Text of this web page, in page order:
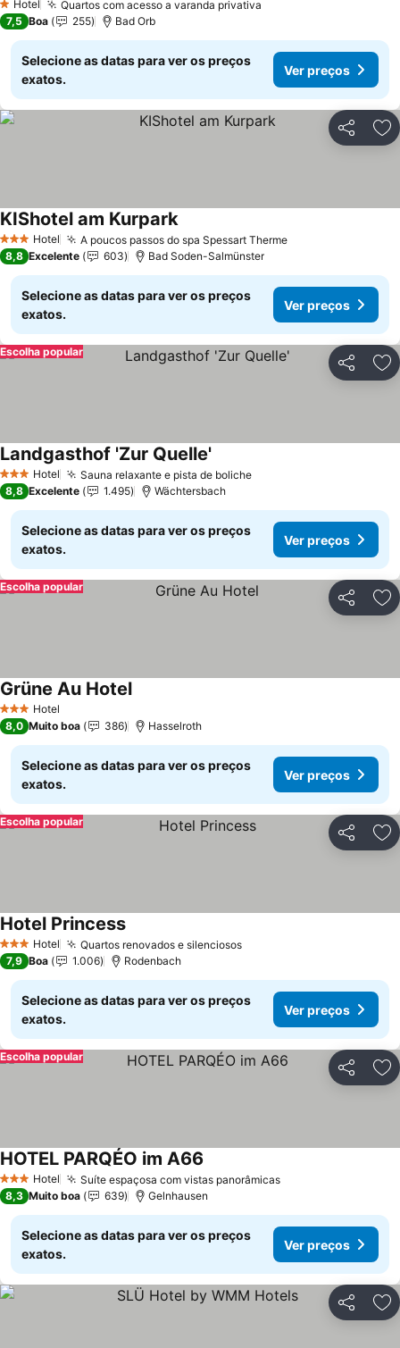
1 Estrelas
Hotel
Quartos com acesso a varanda privativa
7,5 Boa 255 Bad Orb
Selecione as datas para ver os preços
exatos.
Ver preços
Partilhar
3 EstrelasHotel A poucos passos do spa Spessart Therme
KIShotel am Kurpark
8,8 Excelente 603 Bad Soden-Salmünster
Selecione as datas para ver os preços
exatos.
Ver preços
Partilhar
Escolha popular
3 EstrelasHotel Sauna relaxante e pista de boliche
Landgasthof 'Zur Quelle'
8,8 Excelente 1.495 Wächtersbach
Selecione as datas para ver os preços
exatos.
Ver preços
Partilhar
Escolha popular
3 EstrelasHotel
Grüne Au Hotel
8,0 Muito boa 386 Hasselroth
Selecione as datas para ver os preços
exatos.
Ver preços
Partilhar
Escolha popular
3 EstrelasHotel Quartos renovados e silenciosos
Hotel Princess
7,9 Boa 1.006 Rodenbach
Selecione as datas para ver os preços
exatos.
Ver preços
Partilhar
Escolha popular
3 EstrelasHotel Suíte espaçosa com vistas panorâmicas
HOTEL PARQÉO im A66
8,3 Muito boa 639 Gelnhausen
Selecione as datas para ver os preços
exatos.
Ver preços
Partilhar